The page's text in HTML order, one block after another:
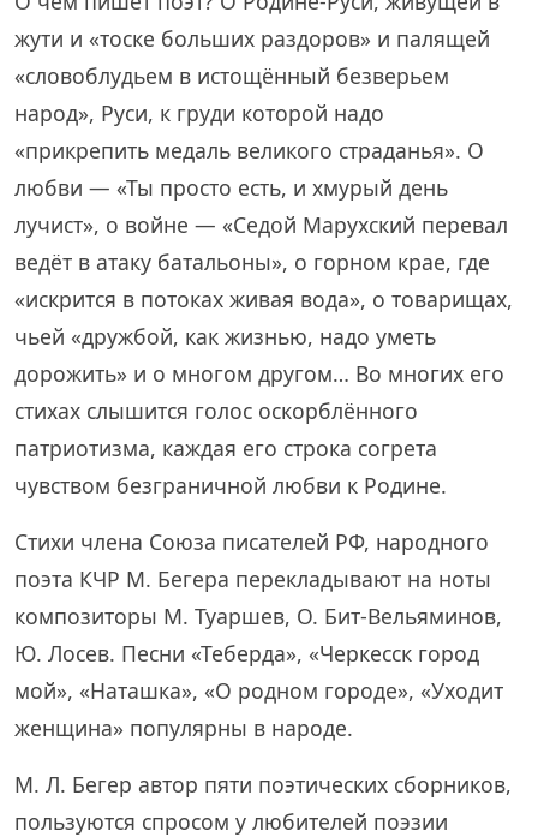
жути и «тоске больших раздоров» и палящей
«словоблудьем в истощённый безверьем
народ», Руси, к груди которой надо
«прикрепить медаль великого страданья». О
любви — «Ты просто есть, и хмурый день
лучист», о войне — «Седой Марухский перевал
ведёт в атаку батальоны», о горном крае, где
«искрится в потоках живая вода», о товарищах,
чьей «дружбой, как жизнью, надо уметь
дорожить» и о многом другом… Во многих его
стихах слышится голос оскорблённого
патриотизма, каждая его строка согрета
чувством безграничной любви к Родине.
Стихи члена Союза писателей РФ, народного
поэта КЧР М. Бегера перекладывают на ноты
композиторы М. Туаршев, О. Бит-Вельяминов,
Ю. Лосев. Песни «Теберда», «Черкесск город
мой», «Наташка», «О родном городе», «Уходит
женщина» популярны в народе.
М. Л. Бегер автор пяти поэтических сборников,
пользуются спросом у любителей поэзии